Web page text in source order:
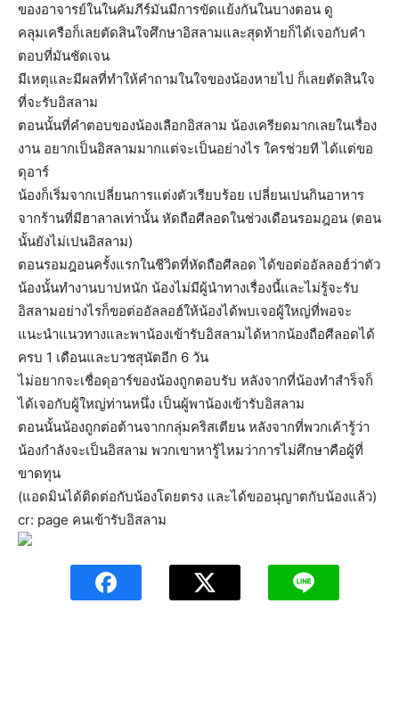
ของอาจารย์ในในคัมภีร์มันมีการขัดแย้งกันในบางตอน ดู
คลุมเครือก็เลยตัดสินใจศึกษาอิสลามและสุดท้ายก็ได้เจอกับคำ
ตอบที่มันชัดเจน
มีเหตุและมีผลที่ทำให้คำถามในใจของน้องหายไป ก็เลยตัดสินใจ
ที่จะรับอิสลาม
ตอนนั้นที่คำตอบของน้องเลือกอิสลาม น้องเครียดมากเลยในเรื่อง
งาน อยากเป็นอิสลามมากแต่จะเป็นอย่างไร ใครช่วยที ได้แต่ขอ
ดุอาร์
น้องก็เริ่มจากเปลี่ยนการแต่งตัวเรียบร้อย เปลี่ยนเปนกินอาหาร
จากร้านที่มีฮาลาลเท่านั้น หัดถือศีลอดในช่วงเดือนรอมฎอน (ตอน
นั้นยังไม่เปนอิสลาม)
ตอนรอมฎอนครั้งแรกในชีวิตที่หัดถือศีลอด ได้ขอต่ออัลลอฮ์ว่าตัว
น้องนั้นทำงานบาปหนัก น้องไม่มีผู้นำทางเรื่องนี้และไม่รู้จะรับ
อิสลามอย่างไรก็ขอต่ออัลลอฮ์ให้น้องได้พบเจอผู้ใหญ่ที่พอจะ
แนะนำแนวทางและพาน้องเข้ารับอิสลามได้หากน้องถือศีลอดได้
ครบ 1 เดือนและบวชสุนัตอีก 6 วัน
ไม่อยากจะเชื่อดุอาร์ของน้องถูกตอบรับ หลังจากที่น้องทำสำร็จก็
ได้เจอกับผู้ใหญ่ท่านหนึ่ง เป็นผู้พาน้องเข้ารับอิสลาม
ตอนนั้นน้องถูกต่อต้านจากกลุ่มคริสเตียน หลังจากที่พวกเค้ารู้ว่า
น้องกำลังจะเป็นอิสลาม พวกเขาหารู้ไหมว่าการไม่ศึกษาคือผู้ที่
ขาดทุน
(แอดมินได้ติดต่อกับน้องโดยตรง และได้ขออนุญาตกับน้องแล้ว)
cr: page คนเข้ารับอิสลาม